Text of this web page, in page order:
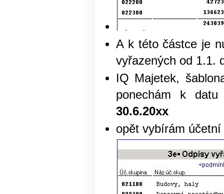
A k této částce je
vyřazených od 1.1.
IQ Majetek,
ponechám k
30.6.20xx
opět vybírám